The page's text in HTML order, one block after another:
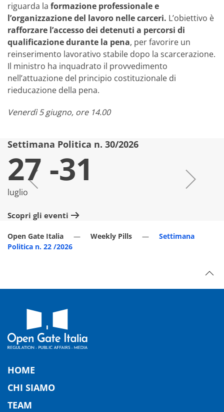
riguarda la formazione professionale e
l’organizzazione del lavoro nelle carceri. L’obiettivo è
rafforzare l’accesso dei detenuti a percorsi di
qualificazione durante la pena, per favorire un
reinserimento lavorativo stabile dopo la scarcerazione.
Il ministro ha inquadrato il provvedimento
nell’attuazione del principio costituzionale di
rieducazione della pena.
Venerdì 5 giugno, ore 14.00
Settimana Politica n. 30/2026
27 -31
luglio
Scopri gli eventi
Open Gate Italia Weekly Pills
Settimana
Politica n. 22 /2026
HOME
CHI SIAMO
TEAM